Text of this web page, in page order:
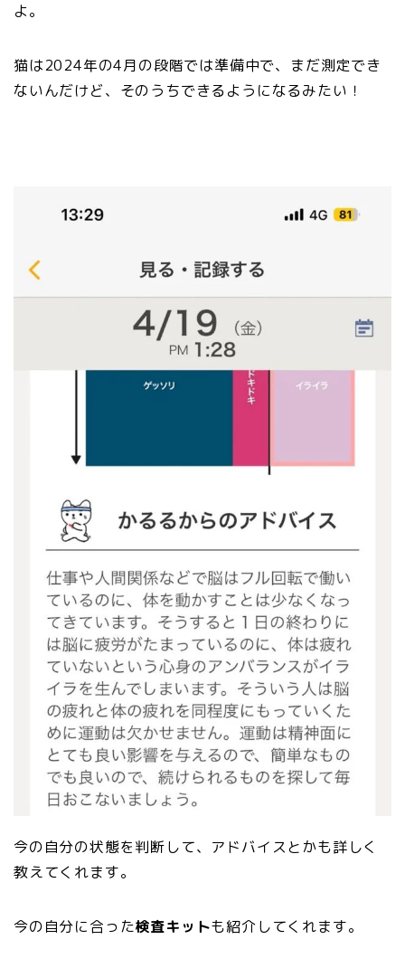
よ。
猫は2024年の4月の段階では準備中で、まだ測定でき
ないんだけど、そのうちできるようになるみたい！
今の自分の状態を判断して、アドバイスとかも詳しく
教えてくれます。
今の自分に合った検査キットも紹介してくれます。